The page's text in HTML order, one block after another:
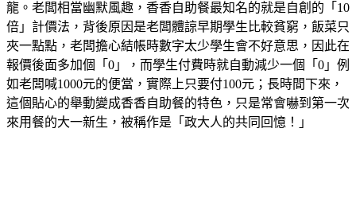
龍。老闆相當幽默風趣，香香自助餐最知名的就是自創的「10
倍」計價法，背後原因是老闆體諒早期學生比較貧窮，飯菜只
夾一點點，老闆擔心結帳時數字太少學生會不好意思，因此在
報價後面多加個「0」，而學生付費時就自動減少一個「0」例
如老闆喊1000元的便當，實際上只要付100元；長時間下來，
這個貼心的舉動變成香香自助餐的特色，只是常會嚇到第一次
來用餐的大一新生，被稱作是「政大人的共同回憶！」